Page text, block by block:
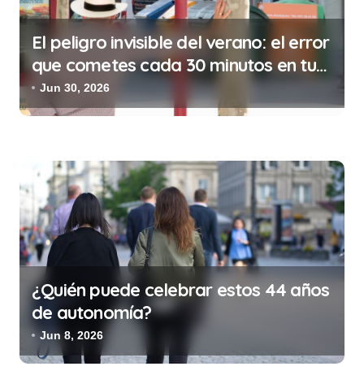
s
El peligro invisible del verano: el error
que cometes cada 30 minutos en tu
trabajo (y la ilegalidad que te puede
costar la vida)
Jun 30, 2026
¿Quién puede celebrar estos 44 años
de autonomía?
Jun 8, 2026